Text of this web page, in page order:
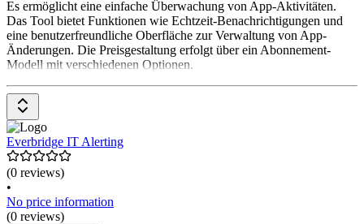
Es ermöglicht eine einfache Überwachung von App-Aktivitäten.
Das Tool bietet Funktionen wie Echtzeit-Benachrichtigungen und
eine benutzerfreundliche Oberfläche zur Verwaltung von App-
Änderungen. Die Preisgestaltung erfolgt über ein Abonnement-
Modell mit verschiedenen Optionen.
Everbridge IT Alerting
(0 reviews)
•
No price information
(0 reviews)